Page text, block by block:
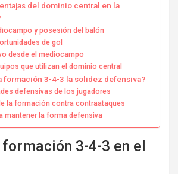
del dominio central en la
y posesión del balón
de gol
desde el mediocampo
que utilizan el dominio central
formación 3-4-3 la solidez defensiva?
defensivas de los jugadores
la formación contra contraataques
mantener la forma defensiva
3-4-3 en el